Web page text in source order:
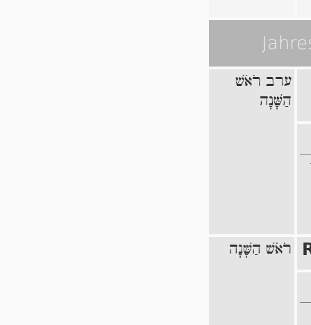
ערב רֹאֹשׁ
הַשָּׁנָה
רֹאֹשׁ הַשָּׁנָה